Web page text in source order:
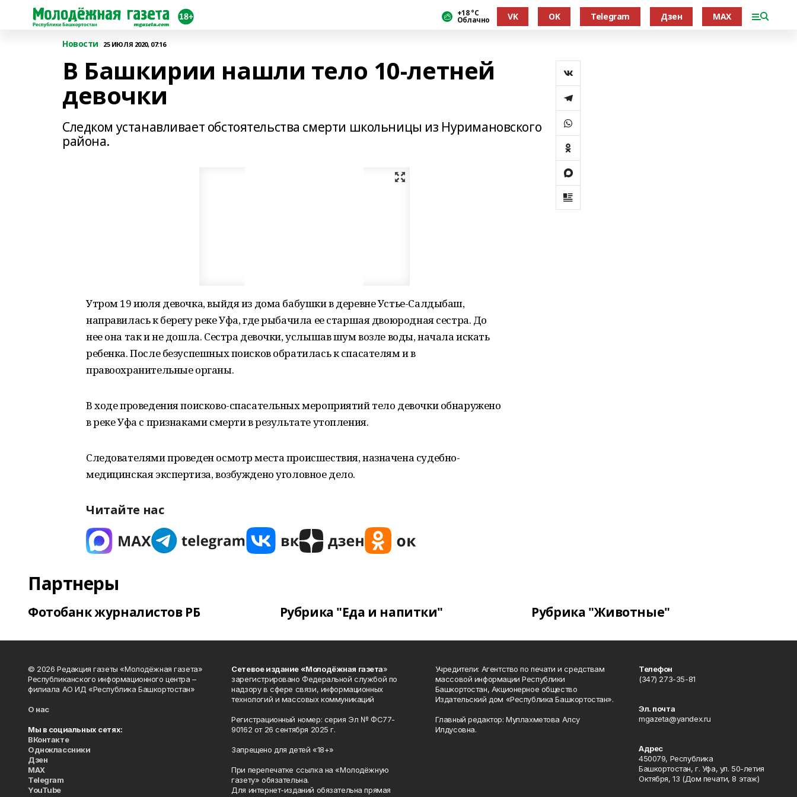
+18 °С
Облачно VK OK Telegram Дзен MAX
Новости 25 ИЮЛЯ 2020, 07:16
В Башкирии нашли тело 10-летней
девочки
Следком устанавливает обстоятельства смерти школьницы из Нуримановского
района.
Утром 19 июля девочка, выйдя из дома бабушки в деревне Устье-Салдыбаш,
направилась к берегу реке Уфа, где рыбачила ее старшая двоюродная сестра. До
нее она так и не дошла. Сестра девочки, услышав шум возле воды, начала искать
ребенка. После безуспешных поисков обратилась к спасателям и в
правоохранительные органы.
В ходе проведения поисково-спасательных мероприятий тело девочки обнаружено
в реке Уфа с признаками смерти в результате утопления.
Следователями проведен осмотр места происшествия, назначена судебно-
медицинская экспертиза, возбуждено уголовное дело.
Читайте нас
Партнеры
Фотобанк журналистов РБ Рубрика "Еда и напитки" Рубрика "Животные"
© 2026 Редакция газеты «Молодёжная газета»
Республиканского информационного центра –
филиала АО ИД «Республика Башкортостан»
О нас
Мы в социальных сетях:
ВКонтакте
Одноклассники
Дзен
MAX
Telegram
YouTube
Сетевое издание «Молодёжная газета»
зарегистрировано Федеральной службой по
надзору в сфере связи, информационных
технологий и массовых коммуникаций
Регистрационный номер: серия Эл № ФС77-
90162 от 26 сентября 2025 г.
Запрещено для детей «18+»
При перепечатке ссылка на «Молодёжную
газету» обязательна.
Для интернет-изданий обязательна прямая
Учредители: Агентство по печати и средствам
массовой информации Республики
Башкортостан, Акционерное общество
Издательский дом «Республика Башкортостан».
Главный редактор: Муллахметова Алсу
Илдусовна.
Телефон
(347) 273-35-81
Эл. почта
mgazeta@yandex.ru
Адрес
450079, Республика
Башкортостан, г. Уфа, ул. 50-летия
Октября, 13 (Дом печати, 8 этаж)